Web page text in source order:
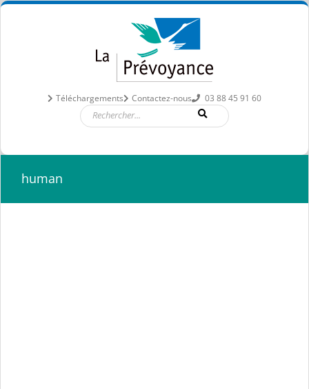
Passer
Téléchargements Contactez-nous 03 88 45 91 60
human